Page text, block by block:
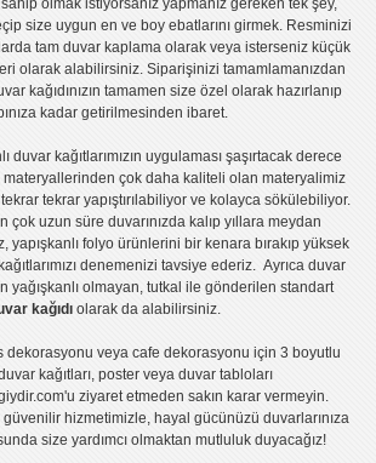
sahip olmak istiyorsanız yapmanız gereken tek şey,
size uygun en ve boy ebatlarını girmek. Resminizi
tam duvar kaplamaolarak veya isterseniz küçük
olarak alabilirsiniz. Siparişinizi tamamlamanızdan
kağıdınızın tamamen size özel olarak hazırlanıp
kadar getirilmesinden ibaret.
duvar kağıtlarımızın uygulamasışaşırtacak derece
materyallerinden çok daha kaliteli olanmateryalimiz
tekrar tekrar yapıştırılabiliyor ve kolayca sökülebiliyor.
çok uzun süre duvarınızda kalıp yıllara meydan
yapışkanlı folyoürünlerini bir kenara bırakıp yüksek
ı denemenizi tavsiye ederiz. Ayrıca duvar
yağışkanlı olmayan, tutkal ile gönderilen standart
kağıdıolarak da alabilirsiniz.
dekorasyonu veyacafe dekorasyonu için3 boyutlu
kağıtları, posterveya duvar tabloları
ziyaret etmeden sakın karar vermeyin.
hizmetimizle, hayal gücünüzü duvarlarınıza
size yardımcı olmaktan mutluluk duyacağız!